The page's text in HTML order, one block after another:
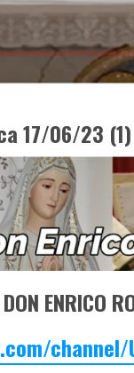
17/06/23 (1)
DON
channel/